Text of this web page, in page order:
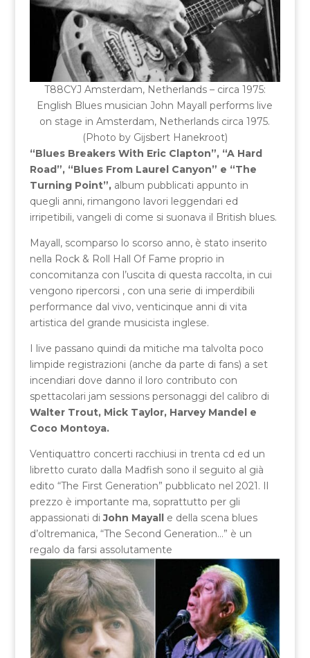
T88CYJ Amsterdam, Netherlands – circa 1975:
English Blues musician John Mayall performs live
on stage in Amsterdam, Netherlands circa 1975.
(Photo by Gijsbert Hanekroot)
“Blues Breakers With Eric Clapton”, “A Hard
Road”, “Blues From Laurel Canyon” e “The
Turning Point”,album pubblicati appunto in
quegli anni, rimangono lavori leggendari ed
irripetibili, vangeli di come si suonava il British blues.
Mayall, scomparso lo scorso anno, è stato inserito
nella Rock & Roll Hall Of Fame proprio in
concomitanza con l’uscita di questa raccolta, in cui
vengono ripercorsi , con una serie di imperdibili
performance dal vivo, venticinque anni di vita
artistica del grande musicista inglese.
I live passano quindi da mitiche ma talvolta poco
limpide registrazioni (anche da parte di fans) a set
incendiari dove danno il loro contributo con
spettacolari jam sessions personaggi del calibro di
Walter Trout, Mick Taylor, Harvey Mandel e
Coco Montoya.
Ventiquattro concerti racchiusi in trenta cd ed un
libretto curato dalla Madfish sono il seguito al già
edito “The First Generation” pubblicato nel 2021. Il
prezzo è importante ma, soprattutto per gli
appassionati di John Mayall e della scena blues
d’oltremanica, “The Second Generation…” è un
regalo da farsi assolutamente